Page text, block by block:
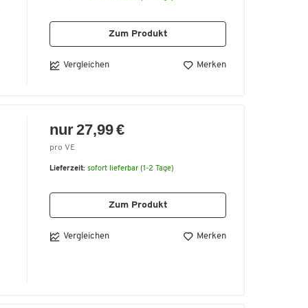
Zum Produkt
Vergleichen Merken
nur 27,99 €
pro VE
Lieferzeit: sofort lieferbar (1-2 Tage)
Zum Produkt
Vergleichen Merken